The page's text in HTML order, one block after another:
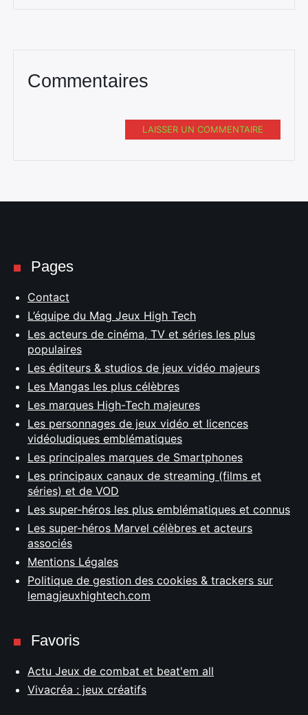
Commentaires
LAISSER UN COMMENTAIRE
Pages
Contact
L’équipe du Mag Jeux High Tech
Les acteurs de cinéma, TV et séries les plus
populaires
Les éditeurs & studios de jeux vidéo majeurs
Les Mangas les plus célèbres
Les marques High-Tech majeures
Les personnages de jeux vidéo et licences
vidéoludiques emblématiques
Les principales marques de Smartphones
Les principaux canaux de streaming (films et
séries) et de VOD
Les super-héros les plus emblématiques et connus
Les super-héros Marvel célèbres et acteurs
associés
Mentions Légales
Politique de gestion des cookies & trackers sur
lemagjeuxhightech.com
Favoris
Actu Jeux de combat et beat'em all
Vivacréa : jeux créatifs